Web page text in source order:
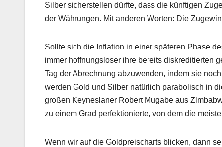
Silber sicherstellen dürfte, dass die künftigen
der Währungen. Mit anderen Worten: Die
Sollte sich die Inflation in einer späteren Phase
immer hoffnungsloser ihre bereits diskreditierten
Tag der Abrechnung abzuwenden, indem sie
werden Gold und Silber natürlich parabolisch in
großen Keynesianer Robert Mugabe aus
zu einem Grad perfektionierte, von dem die
Wenn wir auf die Goldpreischarts blicken, dann